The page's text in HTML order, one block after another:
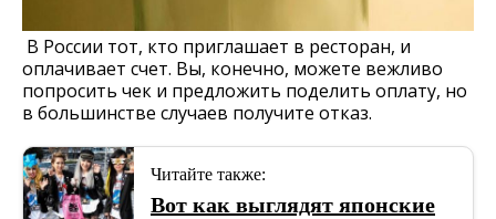
В России тот, кто приглашает в ресторан, и
оплачивает счет. Вы, конечно, можете вежливо
попросить чек и предложить поделить оплату, но
в большинстве случаев получите отказ.
Читайте также:
Вот как выглядят японские